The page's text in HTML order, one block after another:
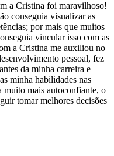
a Cristina foi maravilhoso!
conseguia visualizar as
por mais que muitos
vincular isso com as
a Cristina me auxiliou no
pessoal, fez
da minha carreira e
minha habilidades nas
muito mais autoconfiante, o
tomar melhores decisões